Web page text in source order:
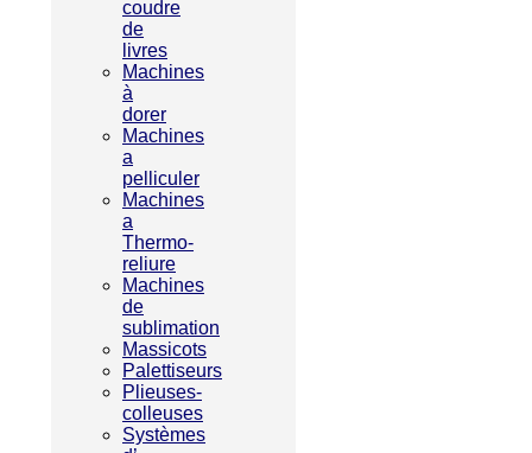
coudre
de
livres
Machines
à
dorer
Machines
a
pelliculer
Machines
a
Thermo-
reliure
Machines
de
sublimation
Massicots
Palettiseurs
Plieuses-
colleuses
Systèmes